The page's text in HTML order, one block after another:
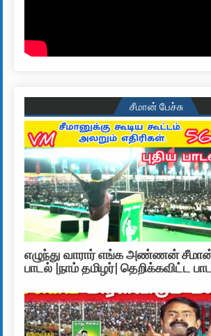
சீமான் பேச்சு
எழுந்து வாரார் எங்க அண்ணன் சீமான்
பாடல் |நாம் தமிழர்| தெறிக்கவிட்ட